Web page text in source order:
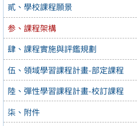
貳、學校課程願景
参、課程架構
肆、課程實施與評鑑規劃
伍、領域學習課程計畫-部定課程
陸、彈性學習課程計畫-校訂課程
柒、附件